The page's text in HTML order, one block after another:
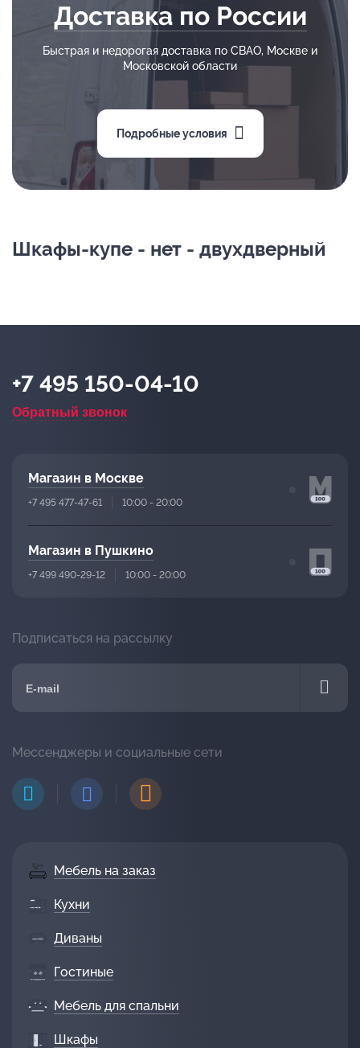
Доставка по России
Быстрая и недорогая доставка по СВАО, Москве и
Московской области
Подробные условия
Шкафы-купе - нет - двухдверный
Мебель на заказ
Кухни
Диваны
Гостиные
Мебель для спальни
Шкафы
+7 495 150-04-10
Обратный звонок
Магазин в Москве
+7 495 477-47-61 10:00 - 20:00
Магазин в Пушкино
+7 499 490-29-12 10:00 - 20:00
Подписаться на рассылку
Мессенджеры и социальные сети